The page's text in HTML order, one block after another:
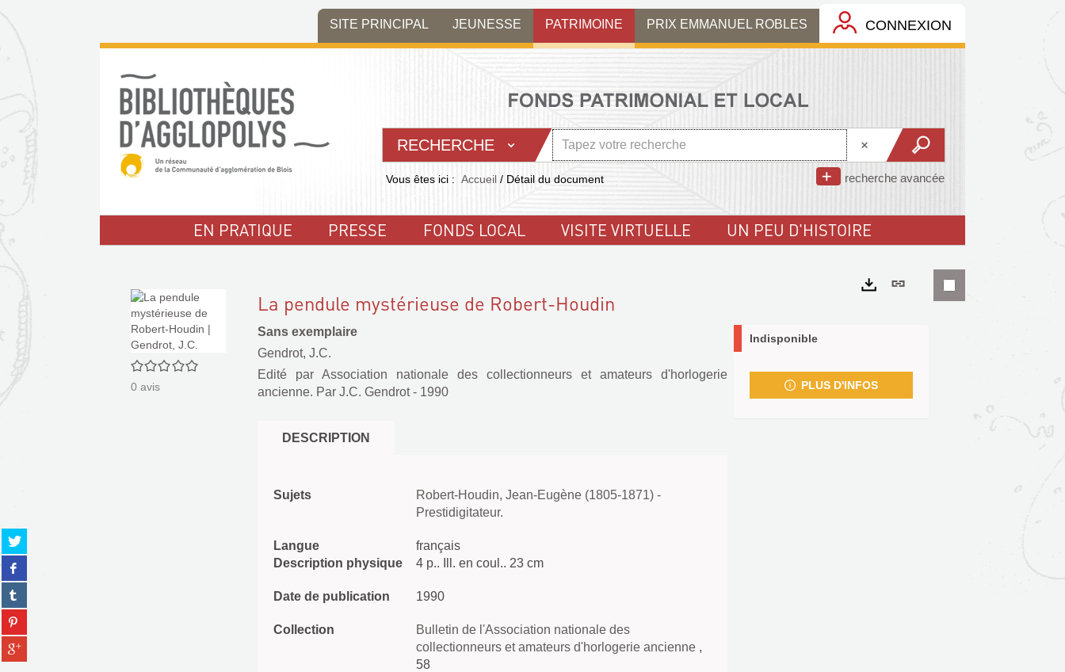
menu
contenu
la
SITE PRINCIPAL JEUNESSE PATRIMOINE PRIX EMMANUEL ROBLES CONNEXION
RECHERCHE
recherche avancée
Vous êtes ici : Accueil / Détail du document
EN PRATIQUE PRESSE FONDS LOCAL VISITE VIRTUELLE UN PEU D'HISTOIRE
Partager
sur
twitter
(Nouvelle
fenêtre)
Partager
sur
facebook
(Nouvelle
fenêtre)
Partager
sur
tumblr
(Nouvelle
fenêtre)
Partager
sur
pinterest
(Nouvelle
Partager
sur
0/5
0 avis
La pendule mystérieuse de Robert-Houdin
Sans exemplaire
Gendrot, J.C.
Edité parAssociation nationale des collectionneurs et amateurs d'horlogerie
ancienne. Par J.C. Gendrot- 1990
DESCRIPTION
Sujets
Robert-Houdin, Jean-Eugène (1805-1871) -
Prestidigitateur.
Langue
français
Description physique
4 p.. Ill. en coul.. 23 cm
Date de publication 1990
Collection
Bulletin de l'Association nationale des
collectionneurs et amateurs d'horlogerie ancienne ,
58
Lien
Indisponible
PLUS D'INFOS